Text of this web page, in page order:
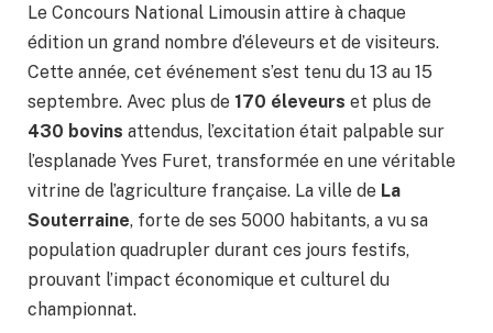
Le Concours National Limousin attire à chaque
édition un grand nombre d’éleveurs et de visiteurs.
Cette année, cet événement s’est tenu du 13 au 15
septembre. Avec plus de 170 éleveurs et plus de
430 bovins attendus, l’excitation était palpable sur
l’esplanade Yves Furet, transformée en une véritable
vitrine de l’agriculture française. La ville de La
Souterraine, forte de ses 5000 habitants, a vu sa
population quadrupler durant ces jours festifs,
prouvant l’impact économique et culturel du
championnat.